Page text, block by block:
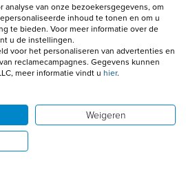
de Suzuki Suzulight
auto’s verkocht in Europa
als de Vitara en Swift
analyse van onze bezoekersgegevens, om
inhoud te tonen en om u
te bieden. Voor meer informatie over de
u de instellingen.
voor het personaliseren van advertenties en
reclamecampagnes. Gegevens kunnen
meer informatie vindt u hier.
Weigeren